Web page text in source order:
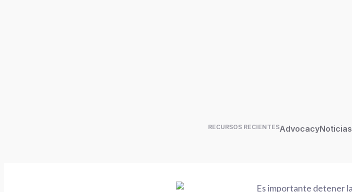
RECURSOS RECIENTESAdvocacyNoticias